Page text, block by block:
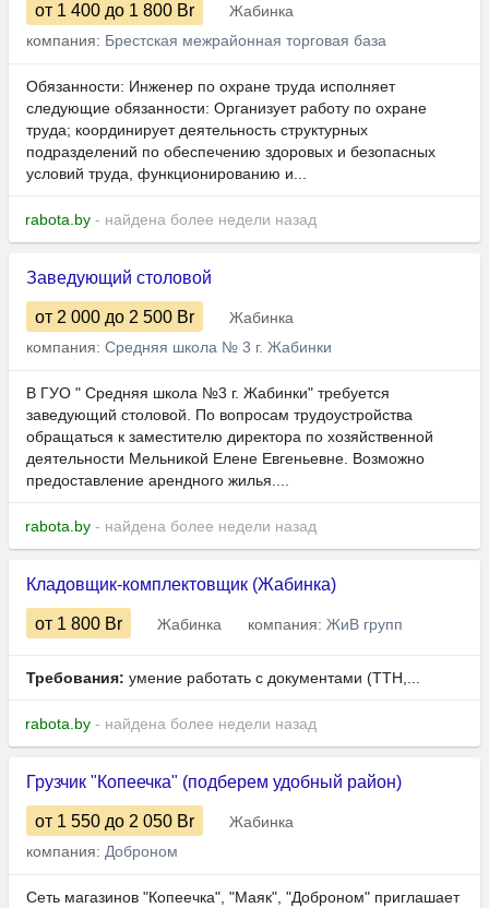
от 1 400 до 1 800 Br
Жабинка
компания: Брестская межрайонная торговая база
Обязанности: Инженер по охране труда исполняет
следующие обязанности: Организует работу по охране
труда; координирует деятельность структурных
подразделений по обеспечению здоровых и безопасных
условий труда, функционированию и...
rabota.by - найдена более недели назад
Заведующий столовой
от 2 000 до 2 500 Br
Жабинка
компания: Средняя школа № 3 г. Жабинки
В ГУО " Средняя школа №3 г. Жабинки" требуется
заведующий столовой. По вопросам трудоустройства
обращаться к заместителю директора по хозяйственной
деятельности Мельникой Елене Евгеньевне. Возможно
предоставление арендного жилья....
rabota.by - найдена более недели назад
Кладовщик-комплектовщик (Жабинка)
от 1 800 Br Жабинка компания: ЖиВ групп
Требования: умение работать с документами (ТТН,...
rabota.by - найдена более недели назад
Грузчик "Копеечка" (подберем удобный район)
от 1 550 до 2 050 Br
Жабинка
компания: Доброном
Сеть магазинов "Копеечка", "Маяк", "Доброном" приглашает